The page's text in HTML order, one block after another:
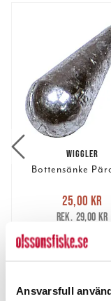
Ansvarsfull
WIGGLER
Bottensänke
Nuvarande pris
25,00 krTidigare
29,00 kr
25,00 kr
29,00 kr
FINNS I LAGER.